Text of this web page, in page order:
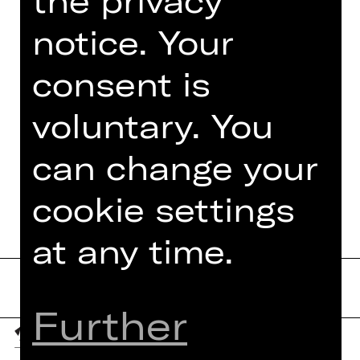
Internationale des „Festival du
Périgord Noir“ sowie des World Youth
Choir 2024. Darüber hinaus nahm sie
am Festival „lied:literatur Detmold“
sowie am…
Read more
notice. Your
consent is
voluntary. You
can change your
cookie settings
at any time.
Further